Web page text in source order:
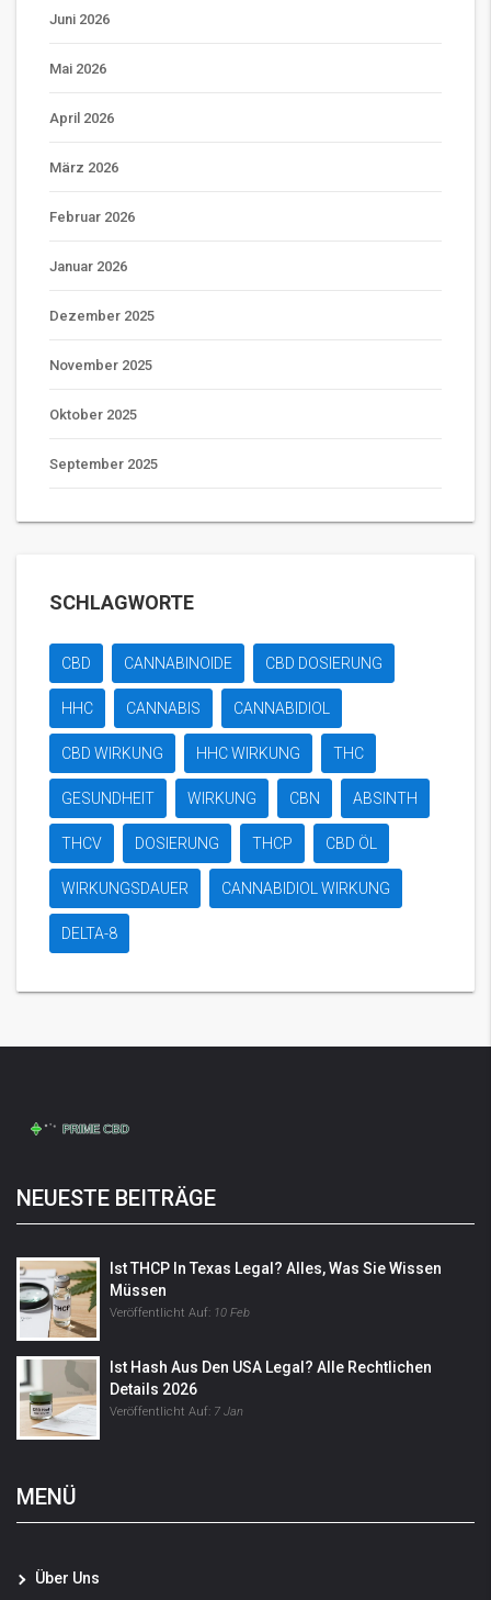
Juni 2026
Mai 2026
April 2026
März 2026
Februar 2026
Januar 2026
Dezember 2025
November 2025
Oktober 2025
September 2025
SCHLAGWORTE
CBD CANNABINOIDE CBD DOSIERUNG
HHC CANNABIS CANNABIDIOL
CBD WIRKUNG HHC WIRKUNG THC
GESUNDHEIT WIRKUNG CBN ABSINTH
THCV DOSIERUNG THCP CBD ÖL
WIRKUNGSDAUER CANNABIDIOL WIRKUNG
DELTA-8
NEUESTE BEITRÄGE
Ist THCP In Texas Legal? Alles, Was Sie Wissen
Müssen
Veröffentlicht Auf: 10 Feb
Ist Hash Aus Den USA Legal? Alle Rechtlichen
Details 2026
Veröffentlicht Auf: 7 Jan
MENÜ
Über Uns